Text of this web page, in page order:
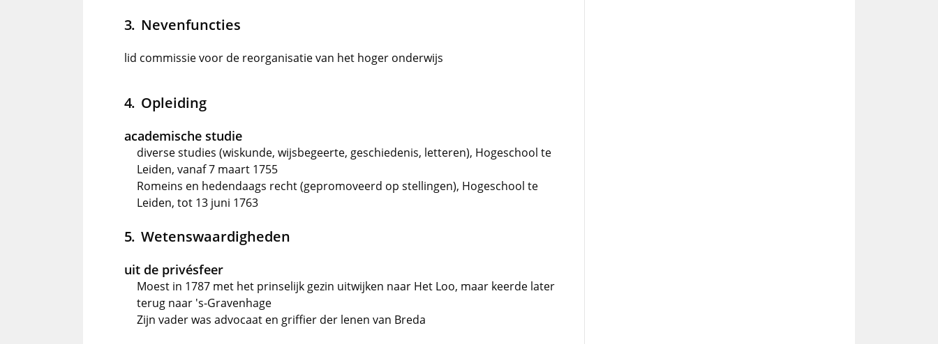
Nevenfuncties
lid commissie voor de reorganisatie van het hoger onderwijs
Opleiding
academische studie
diverse studies (wiskunde, wijsbegeerte, geschiedenis, letteren), Hogeschool te
Leiden, vanaf 7 maart 1755
Romeins en hedendaags recht (gepromoveerd op stellingen), Hogeschool te
Leiden, tot 13 juni 1763
Wetenswaardigheden
uit de privésfeer
Moest in 1787 met het prinselijk gezin uitwijken naar Het Loo, maar keerde later
terug naar 's-Gravenhage
Zijn vader was advocaat en griffier der lenen van Breda